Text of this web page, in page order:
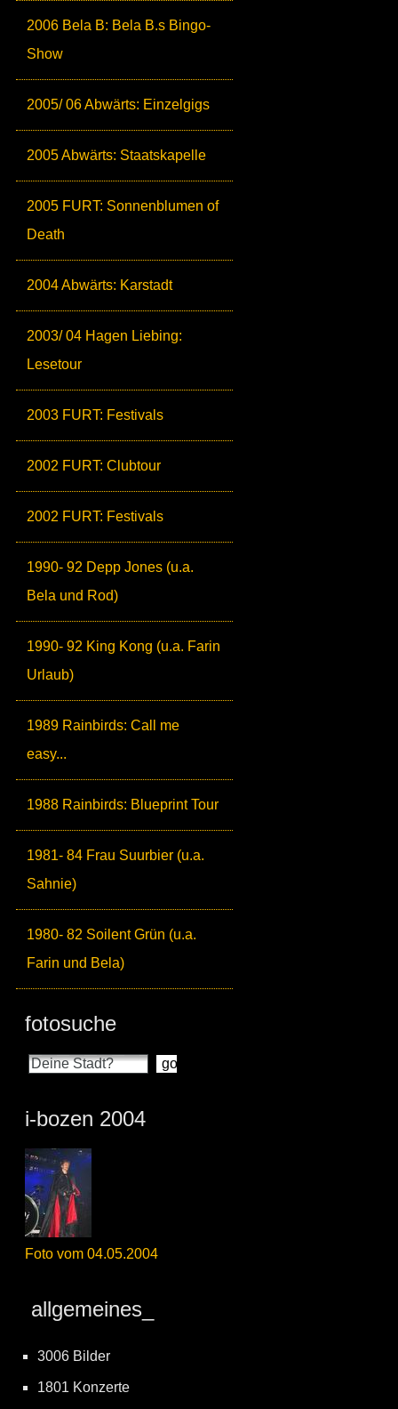
2006 Bela B: Bela B.s Bingo-
Show
2005/ 06 Abwärts: Einzelgigs
2005 Abwärts: Staatskapelle
2005 FURT: Sonnenblumen of
Death
2004 Abwärts: Karstadt
2003/ 04 Hagen Liebing:
Lesetour
2003 FURT: Festivals
2002 FURT: Clubtour
2002 FURT: Festivals
1990- 92 Depp Jones (u.a.
Bela und Rod)
1990- 92 King Kong (u.a. Farin
Urlaub)
1989 Rainbirds: Call me
easy...
1988 Rainbirds: Blueprint Tour
1981- 84 Frau Suurbier (u.a.
Sahnie)
1980- 82 Soilent Grün (u.a.
Farin und Bela)
fotosuche
i-bozen 2004
Foto vom 04.05.2004
allgemeines_
3006 Bilder
1801 Konzerte